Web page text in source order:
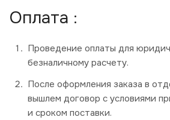
Оплата :
Проведение оплаты для
безналичному расчету.
После оформления заказа в
вышлем договор с условиями
и сроком поставки.